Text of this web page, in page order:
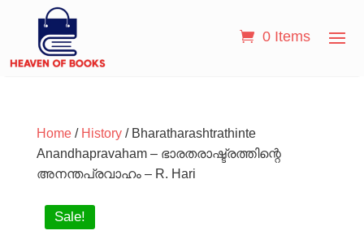
0 Items
Home/ History/ Bharatharashtrathinte
Anandhapravaham – ഭാരതരാഷ്ട്രത്തിന്റെ
അനന്തപ്രവാഹം – R. Hari
Sale!